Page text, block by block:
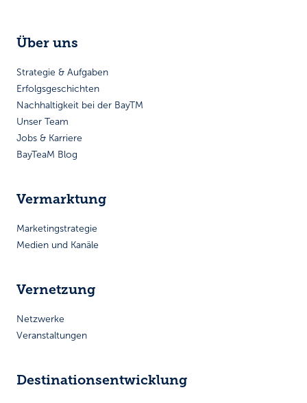
Über uns
Strategie & Aufgaben
Erfolgsgeschichten
Nachhaltigkeit bei der BayTM
Unser Team
Jobs & Karriere
BayTeaM Blog
Vermarktung
Marketingstrategie
Medien und Kanäle
Vernetzung
Netzwerke
Veranstaltungen
Destinationsentwicklung